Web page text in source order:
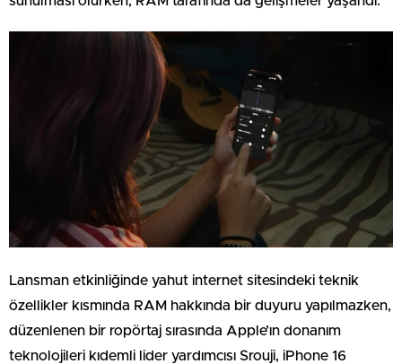
Lansman etkinliğinde yahut internet sitesindeki teknik
özellikler kısmında RAM hakkında bir duyuru yapılmazken,
düzenlenen bir ropörtaj sırasında Apple’ın donanım
teknolojileri kıdemli lider yardımcısı Srouji, iPhone 16